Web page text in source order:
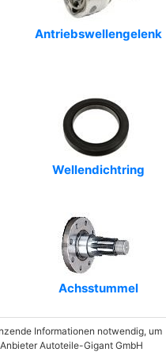
Antriebswellengelenk
Wellendichtring
Achsstummel
Informationen notwendig, um
Autoteile-Gigant GmbH